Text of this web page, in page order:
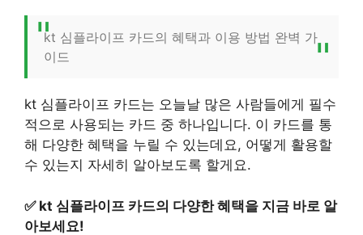
kt 심플라이프 카드의 혜택과 이용 방법 완벽 가
이드
kt 심플라이프 카드는 오늘날 많은 사람들에게 필수
적으로 사용되는 카드 중 하나입니다. 이 카드를 통
해 다양한 혜택을 누릴 수 있는데요, 어떻게 활용할
수 있는지 자세히 알아보도록 할게요.
✅ kt 심플라이프 카드의 다양한 혜택을 지금 바로 알
아보세요!